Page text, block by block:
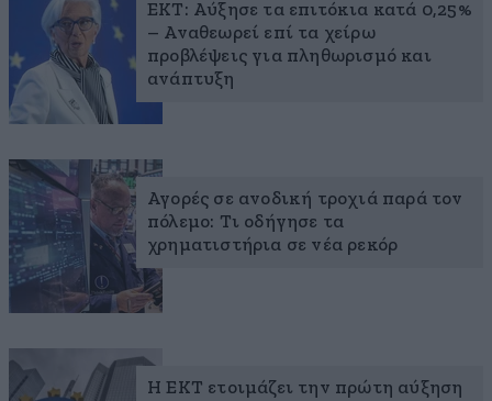
ΕΚΤ: Αύξησε τα επιτόκια κατά 0,25%
– Αναθεωρεί επί τα χείρω
προβλέψεις για πληθωρισμό και
ανάπτυξη
Αγορές σε ανοδική τροχιά παρά τον
πόλεμο: Τι οδήγησε τα
χρηματιστήρια σε νέα ρεκόρ
Η ΕΚΤ ετοιμάζει την πρώτη αύξηση